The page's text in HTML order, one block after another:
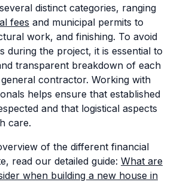
distinct categories, ranging
fees and municipal permits to
work, and finishing. To avoid
during the project, it is essential to
transparent breakdown of each
contractor. Working with
helps ensure that established
and that logistical aspects
care.
of the different financial
read our detailed guide: What are
when building a new house in